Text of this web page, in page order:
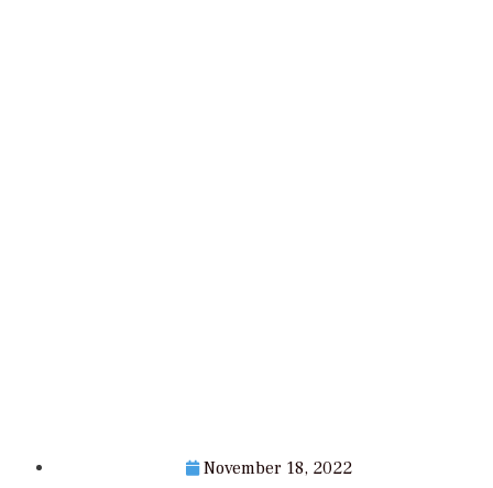
November 18, 2022